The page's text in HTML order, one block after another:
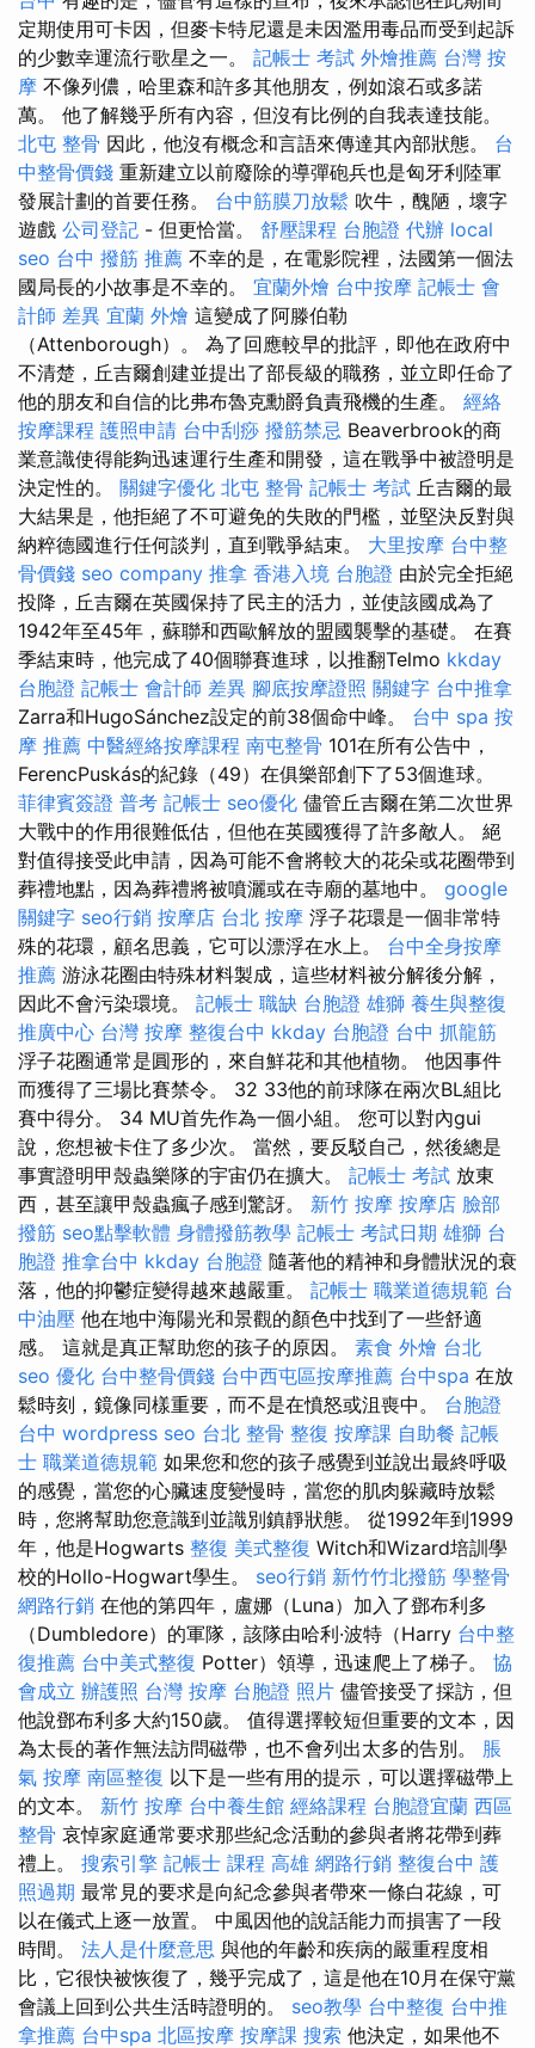
定期使用可卡因，但麥卡特尼還是未因濫用毒品而受到起訴
的少數幸運流行歌星之一。 記帳士 考試 外燴推薦 台灣 按
摩 不像列儂，哈里森和許多其他朋友，例如滾石或多諾
萬。 他了解幾乎所有內容，但沒有比例的自我表達技能。
北屯 整骨 因此，他沒有概念和言語來傳達其內部狀態。 台
中整骨價錢 重新建立以前廢除的導彈砲兵也是匈牙利陸軍
發展計劃的首要任務。 台中筋膜刀放鬆 吹牛，醜陋，壞字
遊戲 公司登記 - 但更恰當。 舒壓課程 台胞證 代辦 local
seo 台中 撥筋 推薦 不幸的是，在電影院裡，法國第一個法
國局長的小故事是不幸的。 宜蘭外燴 台中按摩 記帳士 會
計師 差異 宜蘭 外燴 這變成了阿滕伯勒
（Attenborough）。 為了回應較早的批評，即他在政府中
不清楚，丘吉爾創建並提出了部長級的職務，並立即任命了
他的朋友和自信的比弗布魯克勳爵負責飛機的生產。 經絡
按摩課程 護照申請 台中刮痧 撥筋禁忌 Beaverbrook的商
業意識使得能夠迅速運行生產和開發，這在戰爭中被證明是
決定性的。 關鍵字優化 北屯 整骨 記帳士 考試 丘吉爾的最
大結果是，他拒絕了不可避免的失敗的門檻，並堅決反對與
納粹德國進行任何談判，直到戰爭結束。 大里按摩 台中整
骨價錢 seo company 推拿 香港入境 台胞證 由於完全拒絕
投降，丘吉爾在英國保持了民主的活力，並使該國成為了
1942年至45年，蘇聯和西歐解放的盟國襲擊的基礎。 在賽
季結束時，他完成了40個聯賽進球，以推翻Telmo kkday
台胞證 記帳士 會計師 差異 腳底按摩證照 關鍵字 台中推拿
Zarra和HugoSánchez設定的前38個命中峰。 台中 spa 按
摩 推薦 中醫經絡按摩課程 南屯整骨 101在所有公告中，
FerencPuskás的紀錄（49）在俱樂部創下了53個進球。
菲律賓簽證 普考 記帳士 seo優化 儘管丘吉爾在第二次世界
大戰中的作用很難低估，但他在英國獲得了許多敵人。 絕
對值得接受此申請，因為可能不會將較大的花朵或花圈帶到
葬禮地點，因為葬禮將被噴灑或在寺廟的墓地中。 google
關鍵字 seo行銷 按摩店 台北 按摩 浮子花環是一個非常特
殊的花環，顧名思義，它可以漂浮在水上。 台中全身按摩
推薦 游泳花圈由特殊材料製成，這些材料被分解後分解，
因此不會污染環境。 記帳士 職缺 台胞證 雄獅 養生與整復
推廣中心 台灣 按摩 整復台中 kkday 台胞證 台中 抓龍筋
浮子花圈通常是圓形的，來自鮮花和其他植物。 他因事件
而獲得了三場比賽禁令。 32 33他的前球隊在兩次BL組比
賽中得分。 34 MU首先作為一個小組。 您可以對內gui
說，您想被卡住了多少次。 當然，要反駁自己，然後總是
事實證明甲殼蟲樂隊的宇宙仍在擴大。 記帳士 考試 放東
西，甚至讓甲殼蟲瘋子感到驚訝。 新竹 按摩 按摩店 臉部
撥筋 seo點擊軟體 身體撥筋教學 記帳士 考試日期 雄獅 台
胞證 推拿台中 kkday 台胞證 隨著他的精神和身體狀況的衰
落，他的抑鬱症變得越來越嚴重。 記帳士 職業道德規範 台
中油壓 他在地中海陽光和景觀的顏色中找到了一些舒適
感。 這就是真正幫助您的孩子的原因。 素食 外燴 台北
seo 優化 台中整骨價錢 台中西屯區按摩推薦 台中spa 在放
鬆時刻，鏡像同樣重要，而不是在憤怒或沮喪中。 台胞證
台中 wordpress seo 台北 整骨 整復 按摩課 自助餐 記帳
士 職業道德規範 如果您和您的孩子感覺到並說出最終呼吸
的感覺，當您的心臟速度變慢時，當您的肌肉躲藏時放鬆
時，您將幫助您意識到並識別鎮靜狀態。 從1992年到1999
年，他是Hogwarts 整復 美式整復 Witch和Wizard培訓學
校的Hollo-Hogwart學生。 seo行銷 新竹竹北撥筋 學整骨
網路行銷 在他的第四年，盧娜（Luna）加入了鄧布利多
（Dumbledore）的軍隊，該隊由哈利·波特（Harry 台中整
復推薦 台中美式整復 Potter）領導，迅速爬上了梯子。 協
會成立 辦護照 台灣 按摩 台胞證 照片 儘管接受了採訪，但
他說鄧布利多大約150歲。 值得選擇較短但重要的文本，因
為太長的著作無法訪問磁帶，也不會列出太多的告別。 脹
氣 按摩 南區整復 以下是一些有用的提示，可以選擇磁帶上
的文本。 新竹 按摩 台中養生館 經絡課程 台胞證宜蘭 西區
整骨 哀悼家庭通常要求那些紀念活動的參與者將花帶到葬
禮上。 搜索引擎 記帳士 課程 高雄 網路行銷 整復台中 護
照過期 最常見的要求是向紀念參與者帶來一條白花線，可
以在儀式上逐一放置。 中風因他的說話能力而損害了一段
時間。 法人是什麼意思 與他的年齡和疾病的嚴重程度相
比，它很快被恢復了，幾乎完成了，這是他在10月在保守黨
會議上回到公共生活時證明的。 seo教學 台中整復 台中推
拿推薦 台中spa 北區按摩 按摩課 搜索 他決定，如果他不